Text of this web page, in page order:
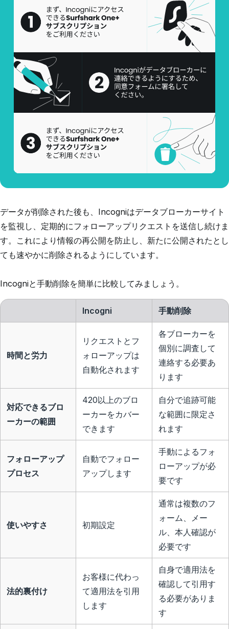
データが削除された後も、Incogniはデータブローカーサイト
を監視し、定期的にフォローアップリクエストを送信し続けま
す。これにより情報の再公開を防止し、新たに公開されたとし
ても速やかに削除されるようにしています。
Incogniと手動削除を簡単に比較してみましょう。
Incogni 手動削除
時間と労力
リクエストとフ
ォローアップは
自動化されます
各ブローカーを
個別に調査して
連絡する必要あ
ります
対応できるブロ
ーカーの範囲
420以上のブロ
ーカーをカバー
できます
自分で追跡可能
な範囲に限定さ
れます
フォローアップ
プロセス
自動でフォロー
アップします
手動によるフォ
ローアップが必
要です
使いやすさ 初期設定
通常は複数のフ
ォーム、メー
ル、本人確認が
必要です
法的裏付け
お客様に代わっ
て適用法を引用
します
自身で適用法を
確認して引用す
る必要がありま
す